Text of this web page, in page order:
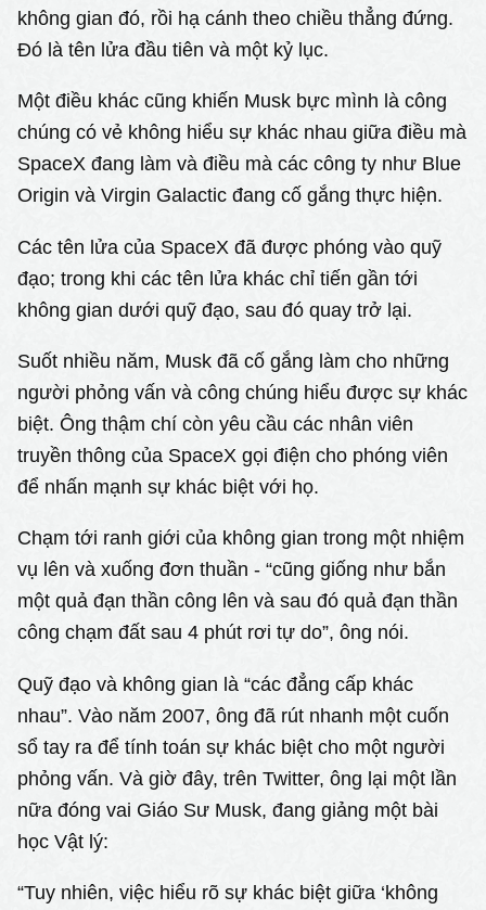
không gian đó, rồi hạ cánh theo chiều thẳng đứng.
Đó là tên lửa đầu tiên và một kỷ lục.
Một điều khác cũng khiến Musk bực mình là công
chúng có vẻ không hiểu sự khác nhau giữa điều mà
SpaceX đang làm và điều mà các công ty như Blue
Origin và Virgin Galactic đang cố gắng thực hiện.
Các tên lửa của SpaceX đã được phóng vào quỹ
đạo; trong khi các tên lửa khác chỉ tiến gần tới
không gian dưới quỹ đạo, sau đó quay trở lại.
Suốt nhiều năm, Musk đã cố gắng làm cho những
người phỏng vấn và công chúng hiểu được sự khác
biệt. Ông thậm chí còn yêu cầu các nhân viên
truyền thông của SpaceX gọi điện cho phóng viên
để nhấn mạnh sự khác biệt với họ.
Chạm tới ranh giới của không gian trong một nhiệm
vụ lên và xuống đơn thuần - “cũng giống như bắn
một quả đạn thần công lên và sau đó quả đạn thần
công chạm đất sau 4 phút rơi tự do”, ông nói.
Quỹ đạo và không gian là “các đẳng cấp khác
nhau”. Vào năm 2007, ông đã rút nhanh một cuốn
sổ tay ra để tính toán sự khác biệt cho một người
phỏng vấn. Và giờ đây, trên Twitter, ông lại một lần
nữa đóng vai Giáo Sư Musk, đang giảng một bài
học Vật lý:
“Tuy nhiên, việc hiểu rõ sự khác biệt giữa ‘không